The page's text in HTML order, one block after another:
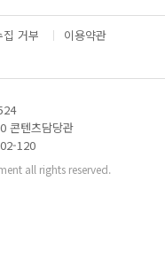
서
다
운
집 거부
이용약관
콘텐츠담당관
02-120
all rights reserved.